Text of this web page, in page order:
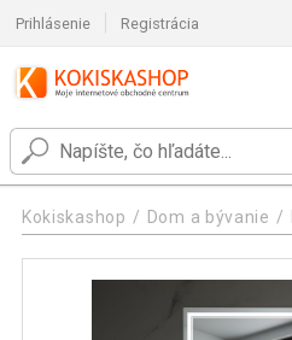
Prihlásenie Registrácia
Kokiskashop Dom a bývanie